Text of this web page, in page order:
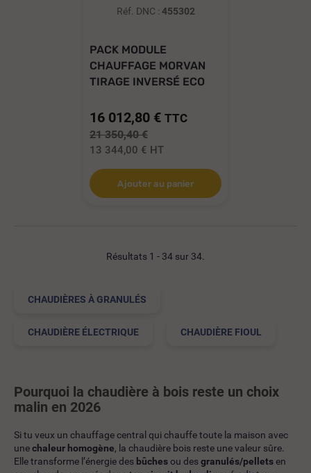
Réf. DNC : 455302
PACK MODULE
CHAUFFAGE MORVAN
TIRAGE INVERSÉ ECO
16 012,80 € TTC
21 350,40 €
13 344,00 € HT
Ajouter au panier
Résultats 1 - 34 sur 34.
CHAUDIÈRES À GRANULÉS
CHAUDIÈRE ÉLECTRIQUE CHAUDIÈRE FIOUL
Pourquoi la chaudière à bois reste un choix
malin en 2026
Si tu veux un chauffage central qui chauffe toute la maison avec
unechaleur homogène, la chaudière bois reste une valeur sûre.
Elle transforme l’énergie des bûchesou desgranulés/pelletsen